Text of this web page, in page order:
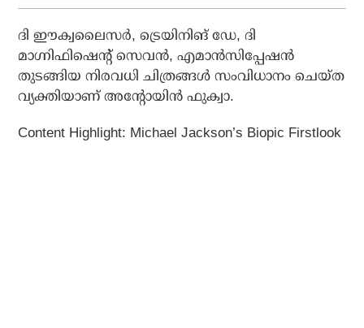
ദി ഈക്വലൈസര്‍, ട്രെയിനിങ് ഡേ, ദി
മാഗ്നിഫിഷെന്റ് സെവന്‍, എമാന്‍സിപ്പേഷന്‍
തുടങ്ങിയ നിരവധി ചിത്രങ്ങള്‍ സംവിധാനം ചെയ്ത
വ്യക്തിയാണ് അന്റോയിന്‍ ഫുക്വാ.
Content Highlight: Michael Jackson’s Biopic Firstlook